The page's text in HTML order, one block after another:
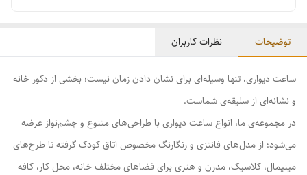
توضیحات نظرات کاربران
ساعت دیواری، تنها وسیله‌ای برای نشان دادن زمان نیست؛ بخشی از دکور خانه
و نشانه‌ای از سلیقه‌ی شماست.
در مجموعه‌ی ما، انواع ساعت دیواری با طراحی‌های متنوع و چشم‌نواز عرضه
می‌شود؛ از مدل‌های فانتزی و رنگارنگ مخصوص اتاق کودک گرفته تا طرح‌های
مینیمال، کلاسیک، مدرن و هنری برای فضاهای مختلف خانه، محل کار، کافه